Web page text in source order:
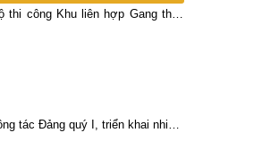
thi công Khu liên hợp Gang thép
tác Đảng quý I, triển khai nhiệm